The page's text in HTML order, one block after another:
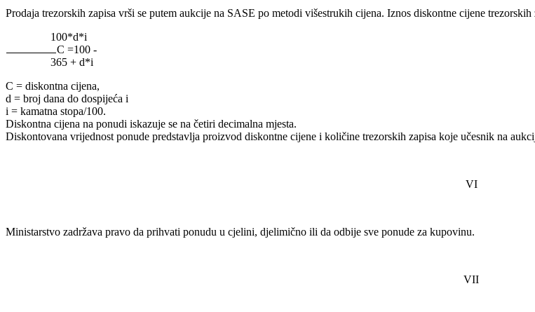
Prodaja trezorskih zapisa vrši se putem aukcije na SASE po metodi višestrukih cijena. Iznos diskontne cijene
100*d*i
C =100 -
365 + d*i
C = diskontna cijena,
d = broj dana do dospijeća i
i = kamatna stopa/100.
Diskontna cijena na ponudi iskazuje se na četiri decimalna mjesta.
Diskontovana vrijednost ponude predstavlja proizvod diskontne cijene i količine trezorskih zapisa koje učesnik na
VI
Ministarstvo zadržava pravo da prihvati ponudu u cjelini, djelimično ili da odbije sve ponude za kupovinu.
VII